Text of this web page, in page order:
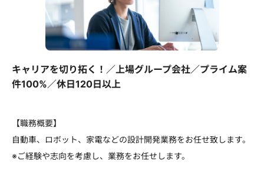
キャリアを切り拓く！／上場グループ会社／プライム案
件100%／休日120日以上
【職務概要】
自動車、ロボット、家電などの設計開発業務をお任せ致します。
※ご経験や志向を考慮し、業務をお任せします。